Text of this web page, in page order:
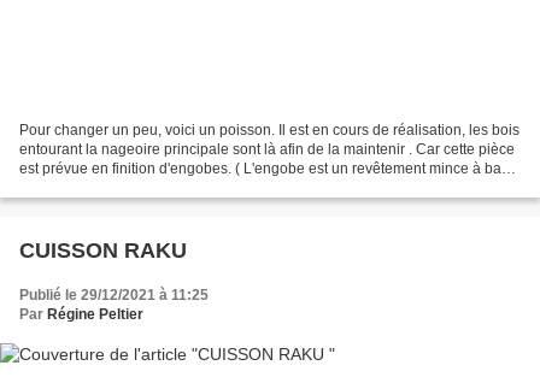
Pour changer un peu, voici un poisson. Il est en cours de réalisation, les bois
entourant la nageoire principale sont là afin de la maintenir . Car cette pièce
est prévue en finition d'engobes. ( L'engobe est un revêtement mince à base
CUISSON RAKU
Publié le 29/12/2021 à 11:25
Par Régine Peltier